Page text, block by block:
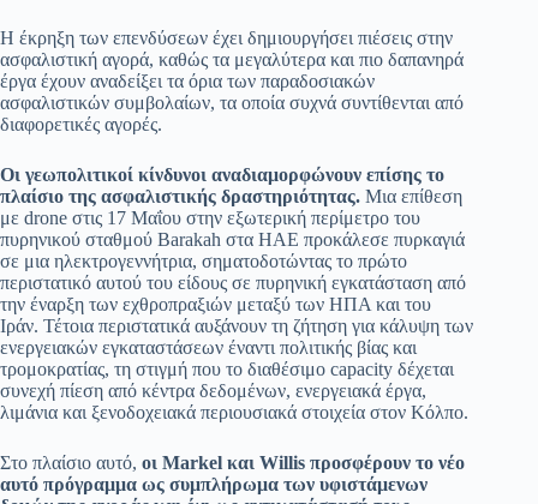
Η έκρηξη των επενδύσεων έχει δημιουργήσει πιέσεις στην
ασφαλιστική αγορά, καθώς τα μεγαλύτερα και πιο δαπανηρά
έργα έχουν αναδείξει τα όρια των παραδοσιακών
ασφαλιστικών συμβολαίων, τα οποία συχνά συντίθενται από
διαφορετικές αγορές.
Οι γεωπολιτικοί κίνδυνοι αναδιαμορφώνουν επίσης το
πλαίσιο της ασφαλιστικής δραστηριότητας. Μια επίθεση
με drone στις 17 Μαΐου στην εξωτερική περίμετρο του
πυρηνικού σταθμού Barakah στα ΗΑΕ προκάλεσε πυρκαγιά
σε μια ηλεκτρογεννήτρια, σηματοδοτώντας το πρώτο
περιστατικό αυτού του είδους σε πυρηνική εγκατάσταση από
την έναρξη των εχθροπραξιών μεταξύ των ΗΠΑ και του
Ιράν. Τέτοια περιστατικά αυξάνουν τη ζήτηση για κάλυψη των
ενεργειακών εγκαταστάσεων έναντι πολιτικής βίας και
τρομοκρατίας, τη στιγμή που το διαθέσιμο capacity δέχεται
συνεχή πίεση από κέντρα δεδομένων, ενεργειακά έργα,
λιμάνια και ξενοδοχειακά περιουσιακά στοιχεία στον Κόλπο.
Στο πλαίσιο αυτό, οι Markel και Willis προσφέρουν το νέο
αυτό πρόγραμμα ως συμπλήρωμα των υφιστάμενων